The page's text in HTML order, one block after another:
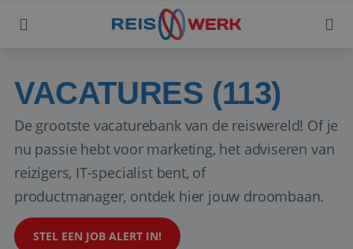
VACATURES (113)
De grootste vacaturebank van de reiswereld! Of je
nu passie hebt voor marketing, het adviseren van
reizigers, IT-specialist bent, of
productmanager, ontdek hier jouw droombaan.
STEL EEN JOB ALERT IN!